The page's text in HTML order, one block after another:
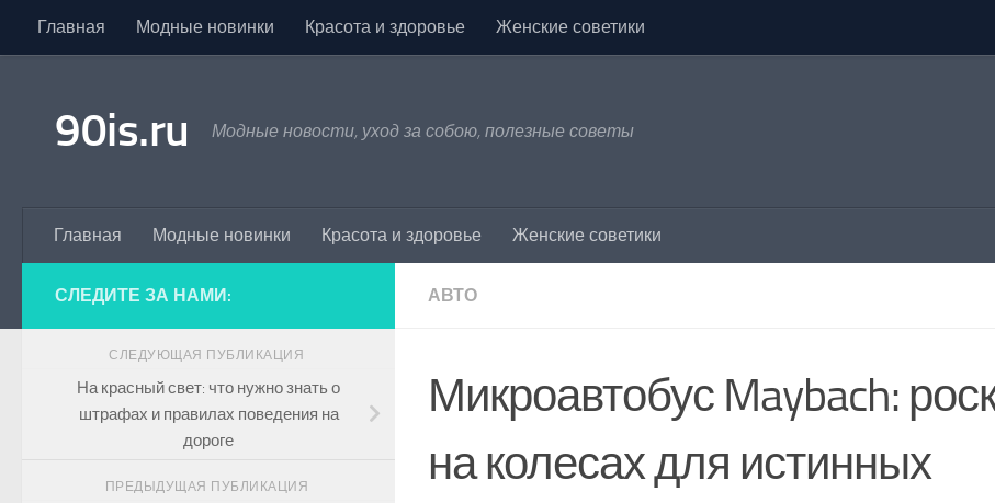
Skip to content
Главная Модные новинки Красота и здоровье Женские советики
90is.ru Модные новости, уход за собою, полезные советы
Главная Модные новинки Красота и здоровье Женские советики
АВТО
Микроавтобус Maybach:
на колесах для истинных
СЛЕДИТЕ ЗА НАМИ:
СЛЕДУЮЩАЯ ПУБЛИКАЦИЯ
На красный свет: что нужно знать о
штрафах и правилах поведения на
дороге
ПРЕДЫДУЩАЯ ПУБЛИКАЦИЯ